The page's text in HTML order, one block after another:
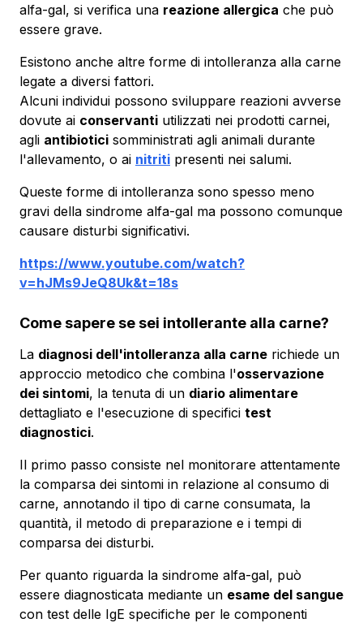
alfa-gal, si verifica una reazione allergica che può
essere grave.
Esistono anche altre forme di intolleranza alla carne
legate a diversi fattori.
Alcuni individui possono sviluppare reazioni avverse
dovute ai conservanti utilizzati nei prodotti carnei,
agli antibiotici somministrati agli animali durante
l'allevamento, o ai nitriti presenti nei salumi.
Queste forme di intolleranza sono spesso meno
gravi della sindrome alfa-gal ma possono comunque
causare disturbi significativi.
https://www.youtube.com/watch?
v=hJMs9JeQ8Uk&t=18s
Come sapere se sei intollerante alla carne?
La diagnosi dell'intolleranza alla carne richiede un
approccio metodico che combina l'osservazione
dei sintomi, la tenuta di un diario alimentare
dettagliato e l'esecuzione di specifici test
diagnostici.
Il primo passo consiste nel monitorare attentamente
la comparsa dei sintomi in relazione al consumo di
carne, annotando il tipo di carne consumata, la
quantità, il metodo di preparazione e i tempi di
comparsa dei disturbi.
Per quanto riguarda la sindrome alfa-gal, può
essere diagnosticata mediante un esame del sangue
con test delle IgE specifiche per le componenti